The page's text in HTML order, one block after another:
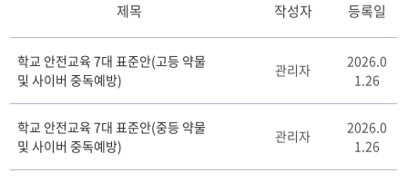
물
사
이
버
제목 작성자 등록일
학교 안전교육 7대 표준안(고등 약물
및 사이버 중독예방)
관리자
2026.0
1.26
학교 안전교육 7대 표준안(중등 약물
및 사이버 중독예방)
관리자
2026.0
1.26